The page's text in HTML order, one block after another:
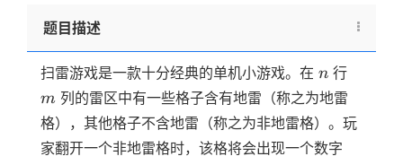
题目描述
扫雷游戏是一款十分经典的单机小游戏。在 n
n 行
m 列的雷区中有一些格子含有地雷（称之为地雷
格），其他格子不含地雷（称之为非地雷格）。玩
家翻开一个非地雷格时，该格将会出现一个数字